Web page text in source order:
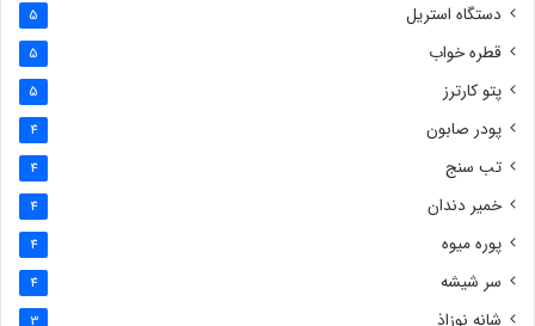
دستگاه استریل 5
قطره خواب 5
پتو کارترز 5
پودر صابون 4
تب سنج 4
خمیر دندان 4
پوره میوه 4
سر شیشه 4
شانه نوزاذ 3